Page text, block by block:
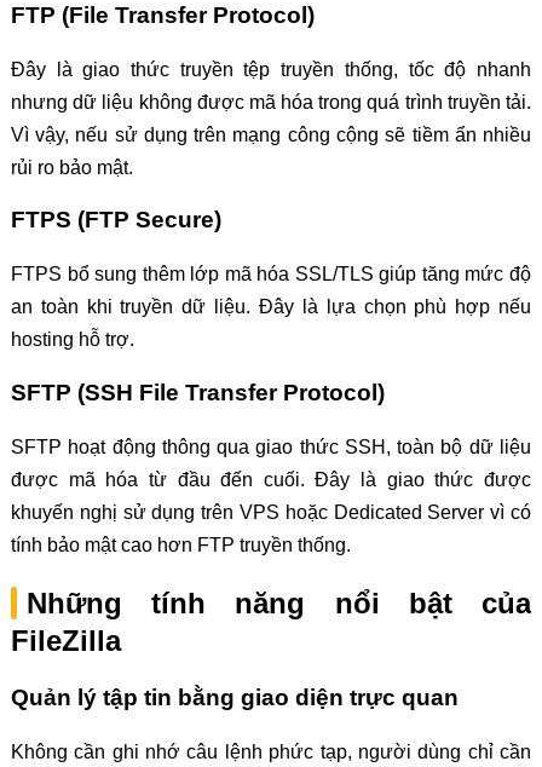
FTP (File Transfer Protocol)
Đây là giao thức truyền tệp truyền thống, tốc độ nhanh
nhưng dữ liệu không được mã hóa trong quá trình truyền tải.
Vì vậy, nếu sử dụng trên mạng công cộng sẽ tiềm ẩn nhiều
rủi ro bảo mật.
FTPS (FTP Secure)
FTPS bổ sung thêm lớp mã hóa SSL/TLS giúp tăng mức độ
an toàn khi truyền dữ liệu. Đây là lựa chọn phù hợp nếu
hosting hỗ trợ.
SFTP (SSH File Transfer Protocol)
SFTP hoạt động thông qua giao thức SSH, toàn bộ dữ liệu
được mã hóa từ đầu đến cuối. Đây là giao thức được
khuyến nghị sử dụng trên VPS hoặc Dedicated Server vì có
tính bảo mật cao hơn FTP truyền thống.
Những tính năng nổi bật của
FileZilla
Quản lý tập tin bằng giao diện trực quan
Không cần ghi nhớ câu lệnh phức tạp, người dùng chỉ cần